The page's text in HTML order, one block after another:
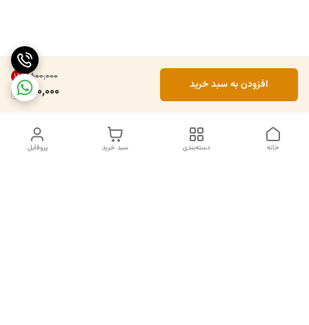
۸۰۰٬۰۰۰ 18%
650,000 افزودن به سبد خرید
پروفایل سبد خرید دسته‌بندی خانه